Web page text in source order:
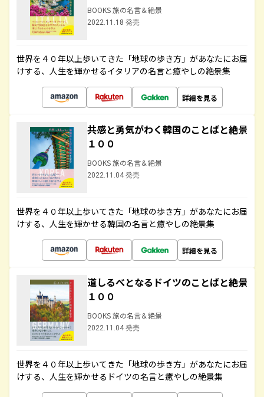
BOOKS 旅の名言＆絶景
2022.11.18 発売
世界を４０年以上歩いてきた「地球の歩き方」があなたにお届
けする、人生を輝かせるイタリアの名言と癒やしの絶景集
詳細を見る
共感と勇気がわく韓国のことばと絶景
１００
BOOKS 旅の名言＆絶景
2022.11.04 発売
世界を４０年以上歩いてきた「地球の歩き方」があなたにお届
けする、人生を輝かせる韓国の名言と癒やしの絶景集
詳細を見る
道しるべとなるドイツのことばと絶景
１００
BOOKS 旅の名言＆絶景
2022.11.04 発売
世界を４０年以上歩いてきた「地球の歩き方」があなたにお届
けする、人生を輝かせるドイツの名言と癒やしの絶景集